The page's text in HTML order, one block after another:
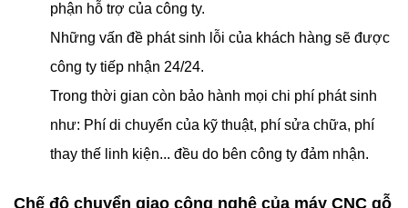
phận hỗ trợ của công ty.
Những vấn đề phát sinh lỗi của khách hàng sẽ được
công ty tiếp nhận 24/24.
Trong thời gian còn bảo hành mọi chi phí phát sinh
như: Phí di chuyển của kỹ thuật, phí sửa chữa, phí
thay thế linh kiện... đều do bên công ty đảm nhận.
Chế độ chuyển giao công nghệ của máy CNC gỗ